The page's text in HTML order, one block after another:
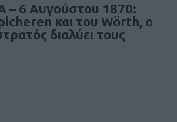
6 Αυγούστου 1870:
και του Wörth, ο
διαλύει τους